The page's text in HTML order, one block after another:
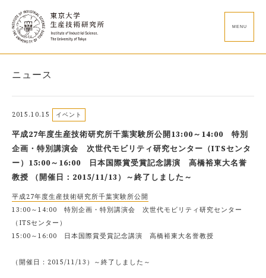
MENU
ニュース
2015.10.15 イベント
平成27年度生産技術研究所千葉実験所公開13:00～14:00 特別
企画・特別講演会 次世代モビリティ研究センター（ITSセンタ
ー）15:00～16:00 日本国際賞受賞記念講演 高橋裕東大名誉
教授 （開催日：2015/11/13）～終了しました～
平成27年度生産技術研究所千葉実験所公開
13:00～14:00 特別企画・特別講演会 次世代モビリティ研究センター
（ITSセンター）
15:00～16:00 日本国際賞受賞記念講演 高橋裕東大名誉教授
（開催日：2015/11/13）～終了しました～